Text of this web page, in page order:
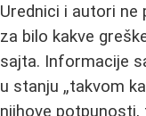
Urednici i autori ne
za bilo kakve
sajta. Informacije
u stanju „takvom
njihove